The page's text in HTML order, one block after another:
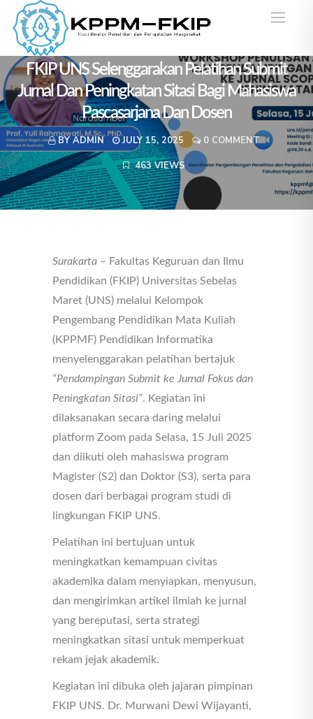
FKIP UNS Selenggarakan Pelatihan Submit
Jurnal Dan Peningkatan Sitasi Bagi Mahasiswa
Pascasarjana Dan Dosen
BY ADMIN JULY 15, 2025
0 COMMENT
463 VIEWS
Surakarta – Fakultas Keguruan dan Ilmu
Pendidikan (FKIP) Universitas Sebelas
Maret (UNS) melalui Kelompok
Pengembang Pendidikan Mata Kuliah
(KPPMF) Pendidikan Informatika
menyelenggarakan pelatihan bertajuk
“Pendampingan Submit ke Jurnal Fokus dan
Peningkatan Sitasi”. Kegiatan ini
dilaksanakan secara daring melalui
platform Zoom pada Selasa, 15 Juli 2025
dan diikuti oleh mahasiswa program
Magister (S2) dan Doktor (S3), serta para
dosen dari berbagai program studi di
lingkungan FKIP UNS.
Pelatihan ini bertujuan untuk
meningkatkan kemampuan civitas
akademika dalam menyiapkan, menyusun,
dan mengirimkan artikel ilmiah ke jurnal
yang bereputasi, serta strategi
meningkatkan sitasi untuk memperkuat
rekam jejak akademik.
Kegiatan ini dibuka oleh jajaran pimpinan
FKIP UNS. Dr. Murwani Dewi Wijayanti,